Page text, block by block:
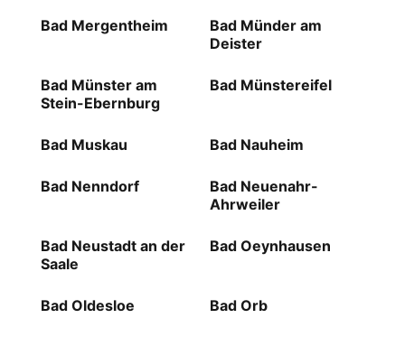
Bad Mergentheim
Bad Münder am
Deister
Bad Münster am
Stein-Ebernburg
Bad Münstereifel
Bad Muskau Bad Nauheim
Bad Nenndorf
Bad Neuenahr-
Ahrweiler
Bad Neustadt an der
Saale
Bad Oeynhausen
Bad Oldesloe Bad Orb